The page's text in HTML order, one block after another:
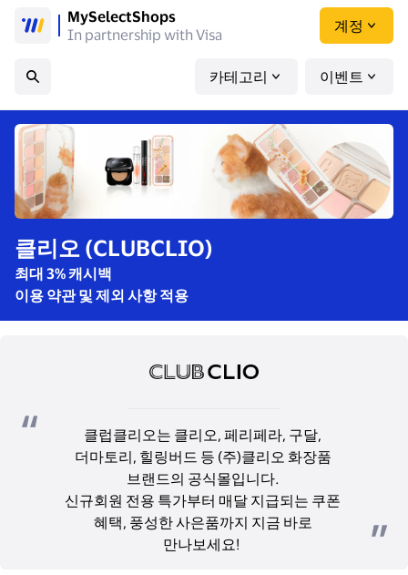
MySelectShops
In partnership with Visa
계정
카테고리 이벤트
클리오 (CLUBCLIO)
최대 3% 캐시백
이용 약관 및 제외 사항 적용
클럽클리오는 클리오, 페리페라, 구달,
더마토리, 힐링버드 등 (주)클리오 화장품
브랜드의 공식몰입니다.
신규회원 전용 특가부터 매달 지급되는 쿠폰
혜택, 풍성한 사은품까지 지금 바로
만나보세요!